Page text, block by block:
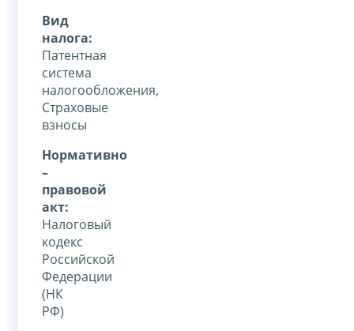
Вид
налога:
Патентная
система
налогообложения,
Страховые
взносы
Нормативно
–
правовой
акт:
Налоговый
кодекс
Российской
Федерации
(НК
РФ)